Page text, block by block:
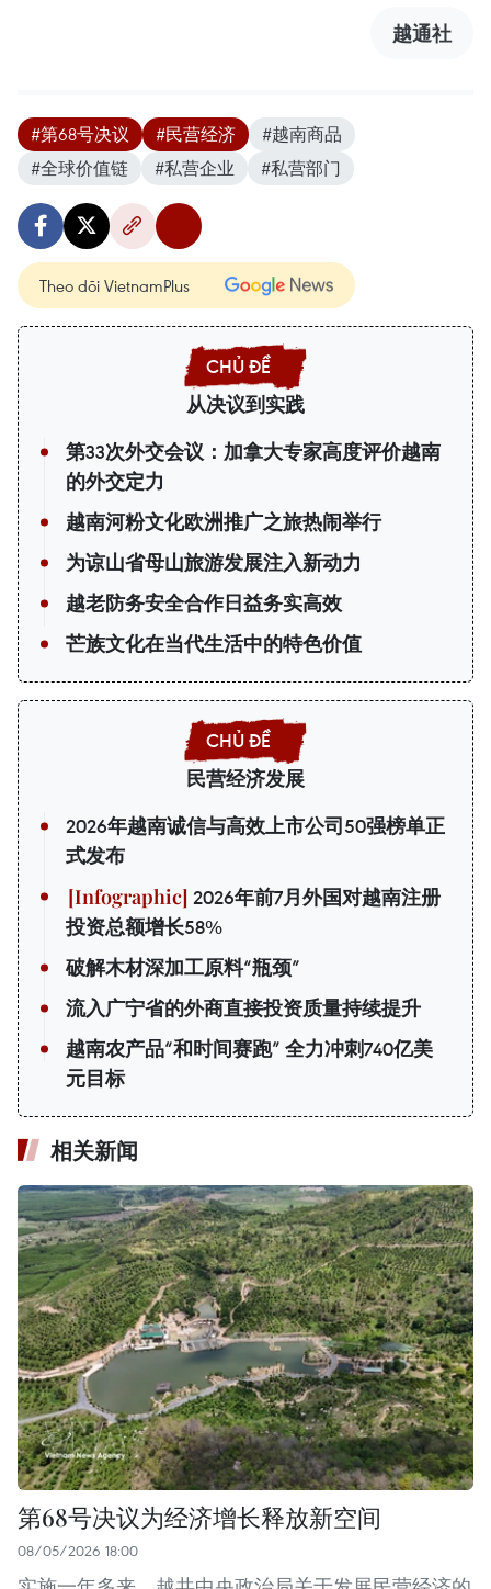
越通社
#第68号决议 #民营经济
#越南商品
#全球价值链
#私营企业 #私营部门
Theo dõi VietnamPlus
从决议到实践
第33次外交会议：加拿大专家高度评价越南
的外交定力
越南河粉文化欧洲推广之旅热闹举行
为谅山省母山旅游发展注入新动力
越老防务安全合作日益务实高效
芒族文化在当代生活中的特色价值
民营经济发展
2026年越南诚信与高效上市公司50强榜单正
式发布
2026年前7月外国对越南注册
投资总额增长58%
破解木材深加工原料“瓶颈”
流入广宁省的外商直接投资质量持续提升
越南农产品“和时间赛跑” 全力冲刺740亿美
元目标
相关新闻
第68号决议为经济增长释放新空间
08/05/2026 18:00